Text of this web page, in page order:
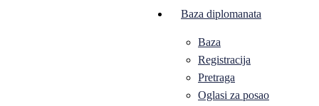
Baza diplomanata
Baza
Registracija
Pretraga
Oglasi za posao